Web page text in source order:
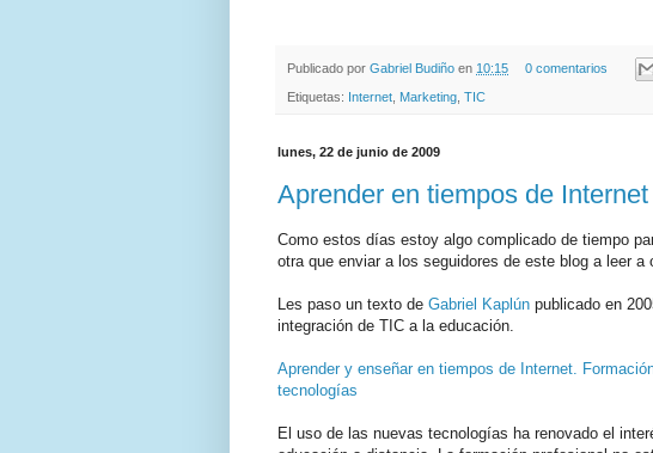
Publicado por Gabriel Budiño en 10:15 0 comentarios
Etiquetas: Internet Marketing TIC
lunes, 22 de junio de 2009
Aprender en tiempos de Internet
Como estos días estoy algo complicado de tiempo
otra que enviar a los seguidores de este blog a leer a
Les paso un texto de Gabriel Kaplún publicado en
integración de TIC a la educación.
Aprender y enseñar en tiempos de Internet.
tecnologías
El uso de las nuevas tecnologías ha renovado el